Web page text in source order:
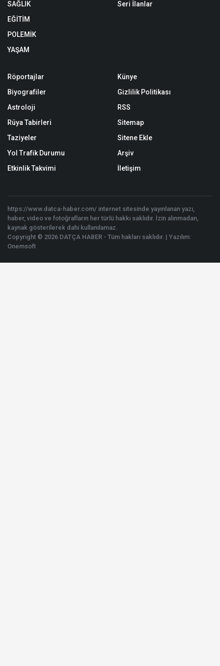
SAĞLIK
EĞİTİM
POLEMİK
YAŞAM
Seri İlanlar
Röportajlar
Biyografiler
Astroloji
Rüya Tabirleri
Taziyeler
Yol Trafik Durumu
Etkinlik Takvimi
Künye
Gizlilik Politikası
RSS
Sitemap
Sitene Ekle
Arşiv
İletişim
https://www.datca-haber.com/ internet sitesinde yayınlanan yazı,
haber, video ve fotoğrafların her türlü hakkı saklıdır. İzin alınmadan,
kaynak gösterilerek dahi kullanılamaz.
Copyright © 2026 DATÇA HABER - Tüm hakları saklıdır. | Yazılım:
Onemsoft